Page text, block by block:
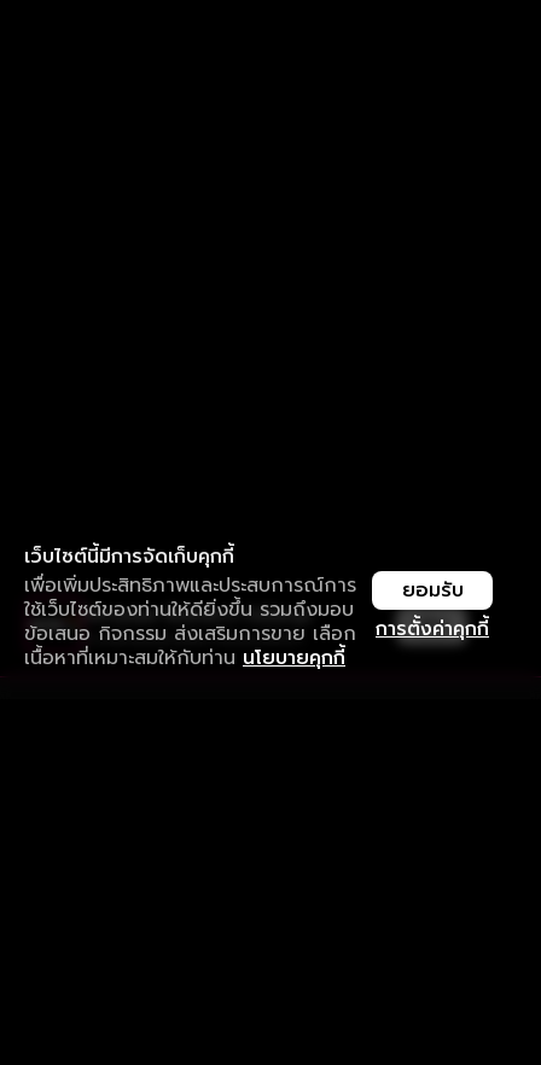
เว็บไซต์นี้มีการจัดเก็บคุกกี้
เพื่อเพิ่มประสิทธิภาพและประสบการณ์การ
ใช้เว็บไซต์ของท่านให้ดียิ่งขึ้น รวมถึงมอบ
ข้อเสนอ กิจกรรม ส่งเสริมการขาย เลือก
เนื้อหาที่เหมาะสมให้กับท่าน นโยบายคุกกี้
การตั้งค่าคุกกี้
ยอมรับ
ใช้งานแอป ลื่นไหลกว่า ไม่มีสะดุด
ดาวน์โหลดแอปเพื่อการรับชมที่ดีกว่า เปิด